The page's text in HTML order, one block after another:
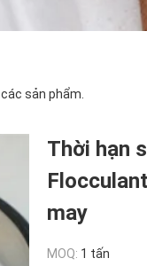
các sản phẩm.
Thời hạn
may
MOQ: 1 tấn